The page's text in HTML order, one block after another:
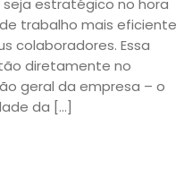
estratégico no hora
trabalho mais eficiente
colaboradores. Essa
diretamente no
geral da empresa – o
da […]